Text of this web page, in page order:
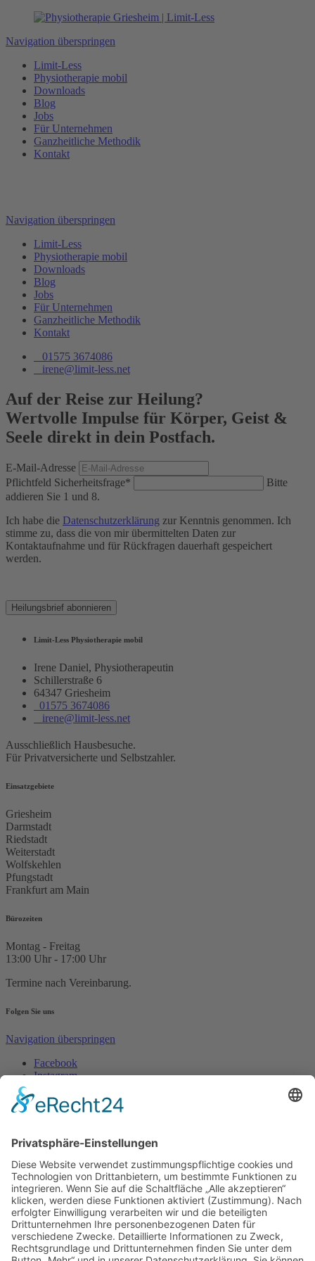
Navigation überspringen
Limit-Less
Physiotherapie mobil
Downloads
Blog
Jobs
Für Unternehmen
Ganzheitliche Methodik
Kontakt
Navigation überspringen
Limit-Less
Physiotherapie mobil
Downloads
Blog
Jobs
Für Unternehmen
Ganzheitliche Methodik
Kontakt
01575 3674086
irene@limit-less.net
Auf der Reise zur Heilung?
Wertvolle Impulse für Körper, Geist &
Seele direkt in dein Postfach.
E-Mail-Adresse
Pflichtfeld Sicherheitsfrage*
Bitte
addieren Sie 1 und 8.
Ich habe die Datenschutzerklärung zur Kenntnis genommen. Ich
stimme zu, dass die von mir übermittelten Daten zur
Kontaktaufnahme und für Rückfragen dauerhaft gespeichert
werden.
Heilungsbrief abonnieren
Limit-Less Physiotherapie mobil
Irene Daniel, Physiotherapeutin
Schillerstraße 6
64347 Griesheim
01575 3674086
irene@limit-less.net
Ausschließlich Hausbesuche.
Für Privatversicherte und Selbstzahler.
Einsatzgebiete
Griesheim
Darmstadt
Riedstadt
Weiterstadt
Wolfskehlen
Pfungstadt
Frankfurt am Main
Bürozeiten
Montag - Freitag
13:00 Uhr - 17:00 Uhr
Termine nach Vereinbarung.
Folgen Sie uns
Navigation überspringen
Facebook
Instagram
© 2026 | Limit-Less Physiotherapeutin Irene Daniel |
Datenschutz
Webdesign by DAG
×
Auf der Reise zur Heilung?
Wertvolle Impulse für Körper, Geist &
Seele direkt in dein Postfach.